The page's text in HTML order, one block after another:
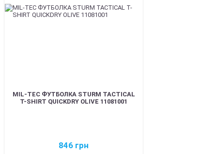
MIL-TEC ФУТБОЛКА STURM TACTICAL
T-SHIRT QUICKDRY OLIVE 11081001
846 грн